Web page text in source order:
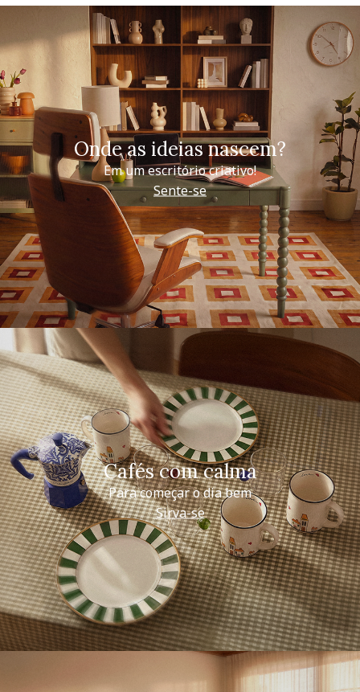
Onde as ideias nascem?
Em um escritório criativo!
Sente-se
Cafés com calma
Para começar o dia bem
Sirva-se